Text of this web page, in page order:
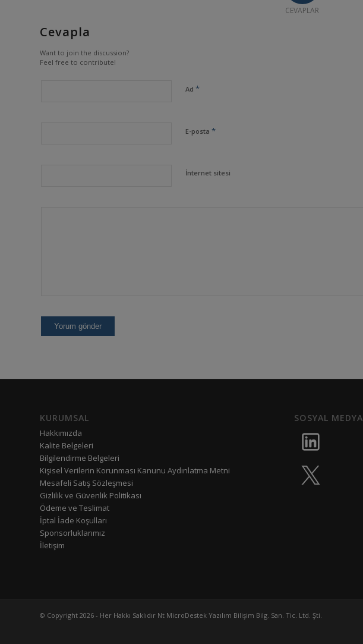
CEVAPLAR
Cevapla
Want to join the discussion?
Feel free to contribute!
Ad *
E-posta *
İnternet sitesi
KURUMSAL
Hakkımızda
Kalite Belgeleri
Bilgilendirme Belgeleri
Kişisel Verilerin Korunması Kanunu Aydınlatma Metni
Mesafeli Satış Sözleşmesi
Gizlilik ve Güvenlik Politikası
Ödeme ve Teslimat
İptal İade Koşulları
Sponsorluklarımız
İletişim
SOSYAL MEDYA
© Copyright 2026 - Her Hakkı Saklıdır Nt MicroDestek Yazılım Bilişim Bilg. San. Tic. Ltd. Şti.